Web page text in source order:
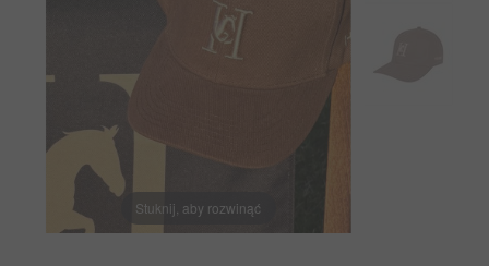
Stuknij, aby rozwinąć